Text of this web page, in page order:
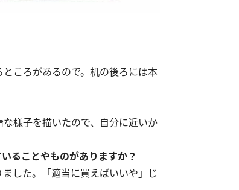
ころがあるので。机の後ろには本
様子を描いたので、自分に近いか
ることやものがありますか？
した。「適当に買えばいいや」じ